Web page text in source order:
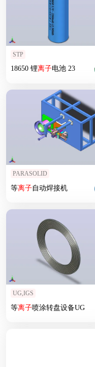
STP
18650 锂离子电池 23
PARASOLID
等离子自动焊接机
UG,IGS
等离子喷涂转盘设备UG